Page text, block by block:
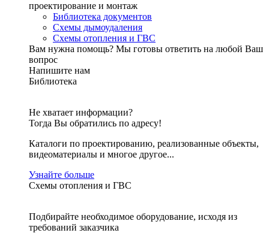
проектирование и монтаж
Библиотека документов
Схемы дымоудаления
Схемы отопления и ГВС
Вам нужна помощь? Мы готовы ответить на любой Ваш
вопрос
Напишите нам
Библиотека
Не хватает информации?
Тогда Вы обратились по адресу!
Каталоги по проектированию, реализованные объекты,
видеоматериалы и многое другое...
Узнайте больше
Схемы отопления и ГВС
Подбирайте необходимое оборудование, исходя из
требований заказчика